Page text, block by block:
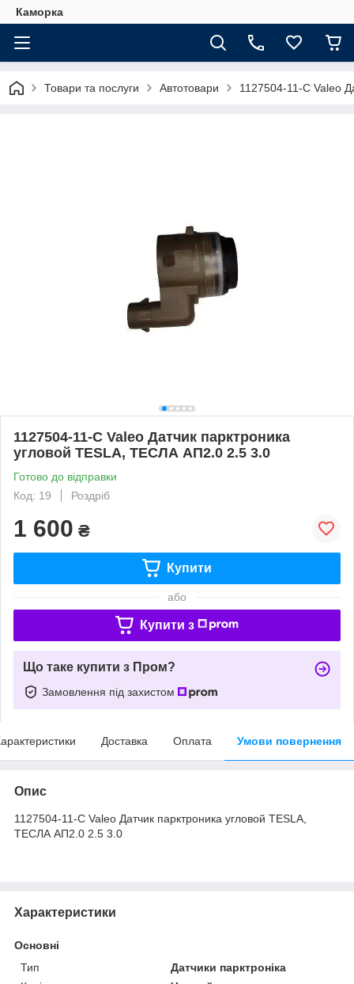
Каморка
Товари та послуги Автотовари 1127504-11-C Valeo
1127504-11-C Valeo Датчик парктроника
угловой TESLA, ТЕСЛА АП2.0 2.5 3.0
Готово до відправки
Код: 19
Роздріб
1 600 ₴
Купити
або
Купити з
Що таке купити з Пром?
Замовлення під захистом
Доставка Оплата Умови повернення
Опис
1127504-11-C Valeo Датчик парктроника угловой TESLA,
ТЕСЛА АП2.0 2.5 3.0
Характеристики
Основні
Тип
Датчики парктроніка